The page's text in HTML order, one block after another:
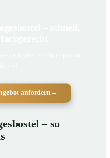
anfordern→
– so